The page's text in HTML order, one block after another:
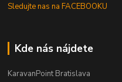
Sledujte nas na FACEBOOKU
Kde nás nájdete
KaravanPoint Bratislava